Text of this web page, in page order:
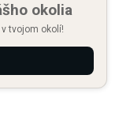
okolia
tvojom okolí!